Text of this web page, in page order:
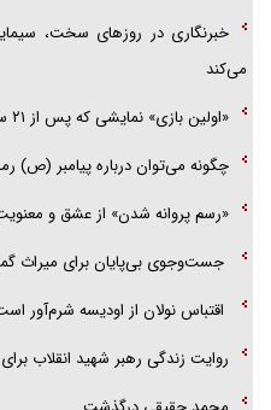
خبرنگاری در روزهای سخت،
می‌کند
«اولین بازی» نمایشی که پس از ۲۱ سال همچنان با مخاطب همراه است
چگونه می‌توان درباره پیامبر (ص)
«رسم پروانه شدن» از عشق و
جست‌وجوی بی‌پایان برای میراث
اقتباس نولان از اودیسه شرم‌آور
روایت زندگی رهبر شهید انقلاب